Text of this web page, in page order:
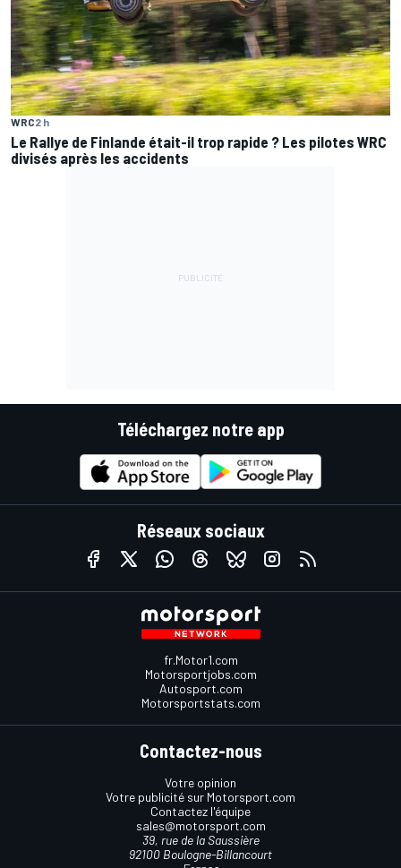
WRC2 h
Le Rallye de Finlande était-il trop rapide ? Les pilotes WRC
divisés après les accidents
Téléchargez notre app
Réseaux sociaux
fr.Motor1.com
Motorsportjobs.com
Autosport.com
Motorsportstats.com
Contactez-nous
Votre opinion
Votre publicité sur Motorsport.com
Contactez l'équipe
sales@motorsport.com
39, rue de la Saussière
92100 Boulogne-Billancourt